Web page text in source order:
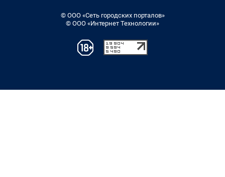
© ООО «Сеть городских порталов»
© ООО «Интернет Технологии»